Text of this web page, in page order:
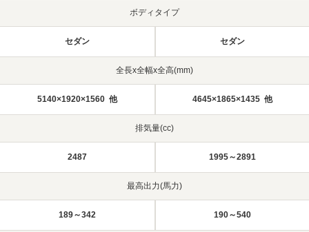
ボディタイプ
セダン セダン
全長x全幅x全高(mm)
5140×1920×1560 他 4645×1865×1435 他
排気量(cc)
2487 1995～2891
最高出力(馬力)
189～342 190～540